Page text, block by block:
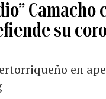
su
en